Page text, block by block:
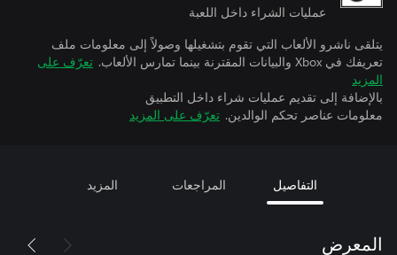
عمليات الشراء داخل اللعبة
يتلقى ناشرو الألعاب التي تقوم بتشغيلها وصولاً إلى معلومات ملف
تعريفك في Xbox والبيانات المقترنة بينما تمارس الألعاب.
تعرّف على
المزيد
بالإضافة إلى تقديم عمليات شراء داخل التطبيق
معلومات عناصر تحكم الوالدين. تعرّف على المزيد
التفاصيل المراجعات المزيد
المعرض